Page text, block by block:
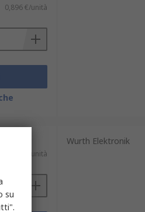
0,896 €/unità
2,004 €/unità
Wurth Elektronik
su